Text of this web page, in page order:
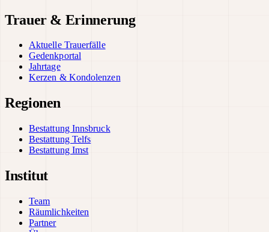
Trauer & Erinnerung
Aktuelle Trauerfälle
Gedenkportal
Jahrtage
Kerzen & Kondolenzen
Regionen
Bestattung Innsbruck
Bestattung Telfs
Bestattung Imst
Institut
Team
Räumlichkeiten
Partner